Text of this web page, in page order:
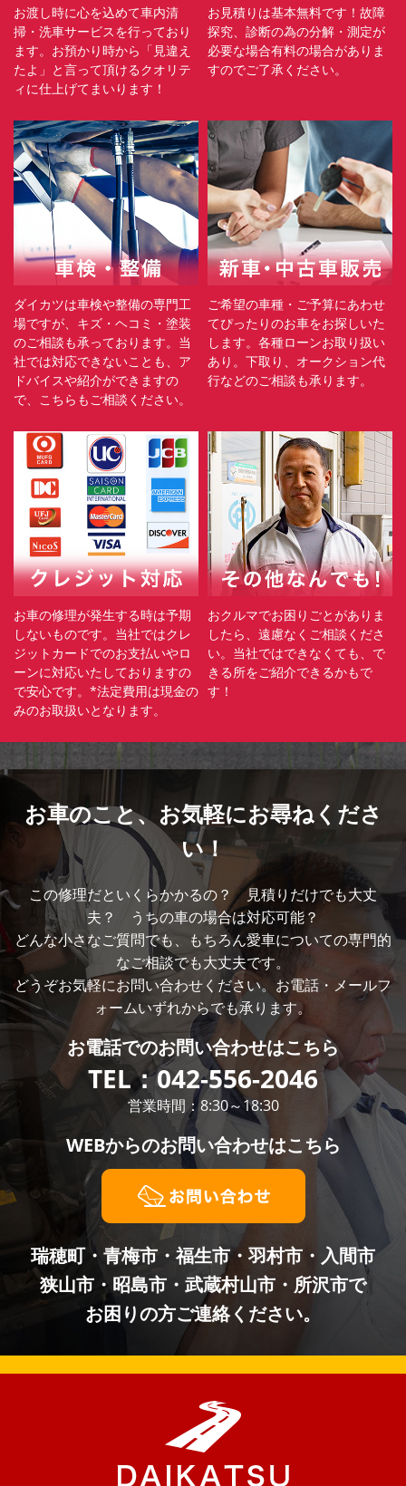
お渡し時に心を込めて車内清
掃・洗車サービスを行っており
ます。お預かり時から「見違え
たよ」と言って頂けるクオリテ
ィに仕上げてまいります！
お見積りは基本無料です！故障
探究、診断の為の分解・測定が
必要な場合有料の場合がありま
すのでご了承ください。
ダイカツは車検や整備の専門工
場ですが、キズ・ヘコミ・塗装
のご相談も承っております。当
社では対応できないことも、ア
ドバイスや紹介ができますの
で、こちらもご相談ください。
ご希望の車種・ご予算にあわせ
てぴったりのお車をお探しいた
します。各種ローンお取り扱い
あり。下取り、オークション代
行などのご相談も承ります。
お車の修理が発生する時は予期
しないものです。当社ではクレ
ジットカードでのお支払いやロ
ーンに対応いたしておりますの
で安心です。*法定費用は現金の
みのお取扱いとなります。
おクルマでお困りごとがありま
したら、遠慮なくご相談くださ
い。当社ではできなくても、で
きる所をご紹介できるかもで
す！
お車のこと、 お気軽にお尋ねくださ
い！
この修理だといくらかかるの？ 見積りだけでも大丈
夫？ うちの車の場合は対応可能？
どんな小さなご質問でも、もちろん愛車についての専門的
なご相談でも大丈夫です。
どうぞお気軽にお問い合わせください。お電話・メールフ
ォームいずれからでも承ります。
お電話でのお問い合わせはこちら
TEL：042-556-2046
営業時間：8:30～18:30
WEBからのお問い合わせはこちら
瑞穂町・青梅市・福生市・羽村市・入間市
狭山市・昭島市・武蔵村山市・所沢市で
お困りの方ご連絡ください。